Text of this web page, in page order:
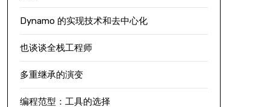
Dynamo 的实现技术和去中心化
也谈谈全栈工程师
多重继承的演变
编程范型：工具的选择